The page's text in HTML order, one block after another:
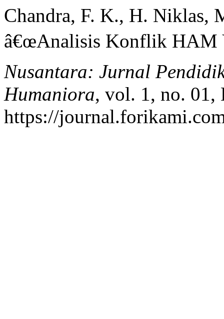
Chandra, F. K., H. Niklas,
â€œAnalisis Konflik HAM
Nusantara: Jurnal
Humaniora, vol. 1, no. 01,
https://